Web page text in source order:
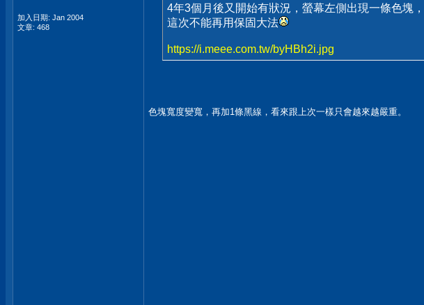
加入日期: Jan 2004
文章: 468
4年3個月後又開始有狀況，螢幕左側出現一條色塊，
這次不能再用保固大法
https://i.meee.com.tw/byHBh2i.jpg
色塊寬度變寬，再加1條黑線，看來跟上次一樣只會越來越嚴重。